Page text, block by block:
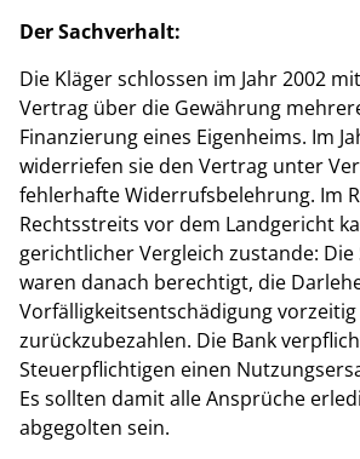
Der Sachverhalt:
Die Kläger schlossen im Jahr 2002
Vertrag über die Gewährung
Finanzierung eines Eigenheims. Im
widerriefen sie den Vertrag unter
fehlerhafte Widerrufsbelehrung. Im
Rechtsstreits vor dem Landgericht
gerichtlicher Vergleich zustande:
waren danach berechtigt, die
Vorfälligkeitsentschädigung vorzeitig
zurückzubezahlen. Die Bank
Steuerpflichtigen einen
Es sollten damit alle Ansprüche
abgegolten sein.